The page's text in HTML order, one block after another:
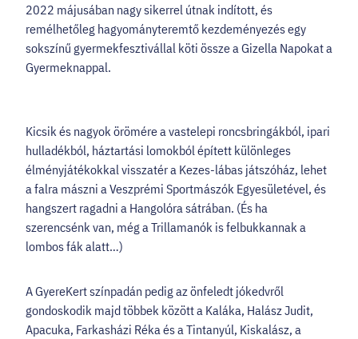
2022 májusában nagy sikerrel útnak indított, és
remélhetőleg hagyományteremtő kezdeményezés egy
sokszínű gyermekfesztivállal köti össze a Gizella Napokat a
Gyermeknappal.
Kicsik és nagyok örömére a vastelepi roncsbringákból, ipari
hulladékból, háztartási lomokból épített különleges
élményjátékokkal visszatér a Kezes-lábas játszóház, lehet
a falra mászni a Veszprémi Sportmászók Egyesületével, és
hangszert ragadni a Hangolóra sátrában. (És ha
szerencsénk van, még a Trillamanók is felbukkannak a
lombos fák alatt…)
A GyereKert színpadán pedig az önfeledt jókedvről
gondoskodik majd többek között a Kaláka, Halász Judit,
Apacuka, Farkasházi Réka és a Tintanyúl, Kiskalász, a